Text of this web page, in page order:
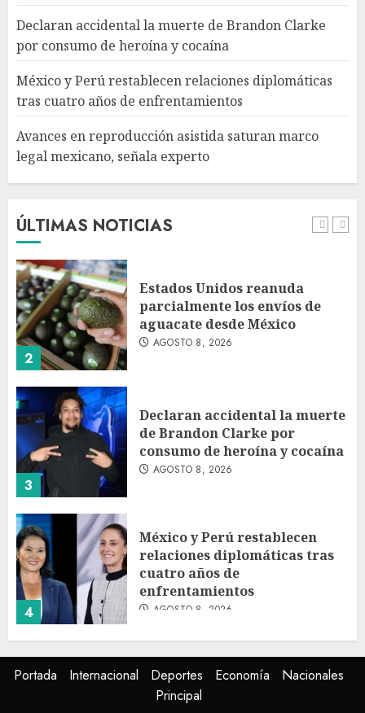
Declaran accidental la muerte de Brandon Clarke
por consumo de heroína y cocaína
México y Perú restablecen relaciones diplomáticas
tras cuatro años de enfrentamientos
Avances en reproducción asistida saturan marco
legal mexicano, señala experto
ÚLTIMAS NOTICIAS
5
Avances en reproducción
asistida saturan marco legal
AGOSTO 8, 2026
1
EE. UU. reconoce apoyo de
AGOSTO 8, 2026
2
Estados Unidos reanuda
parcialmente los envíos de
aguacate desde México
AGOSTO 8, 2026
3
Declaran accidental la muerte
de Brandon Clarke por
consumo de heroína y cocaína
AGOSTO 8, 2026
4
México y Perú restablecen
relaciones diplomáticas tras
cuatro años de
enfrentamientos
AGOSTO 8, 2026
Avances en reproducción
asistida saturan marco legal
mexicano, señala experto
Portada Internacional Deportes Economía
Nacionales
Principal